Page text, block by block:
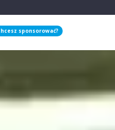
sponsorować?